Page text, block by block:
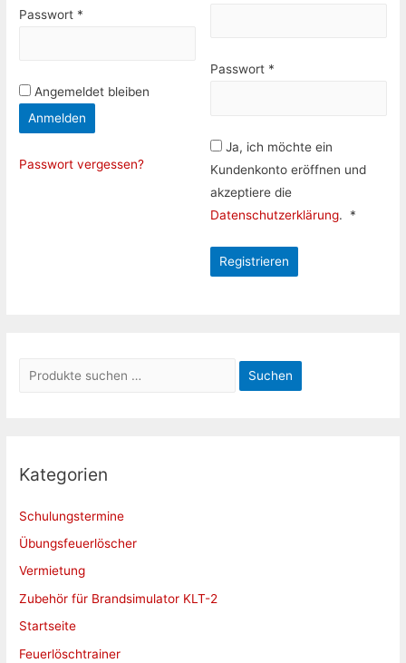
e
n
a
c
Suchen
Kategorien
Schulungstermine
Übungsfeuerlöscher
Vermietung
Zubehör für Brandsimulator KLT-2
Startseite
Feuerlöschtrainer
Passwort *
Angemeldet bleiben
Anmelden
Passwort vergessen?
Passwort *
Ja, ich möchte ein
Kundenkonto eröffnen und
akzeptiere die
Datenschutzerklärung. *
Registrieren